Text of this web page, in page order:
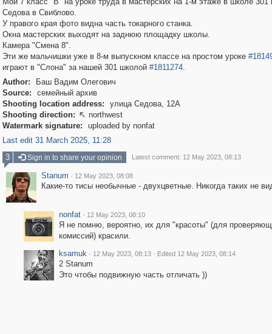
Седова в Свиблово.
У правого края фото видна часть токарного станка.
Окна мастерских выходят на заднюю площадку школы.
Камера "Смена 8".
Эти же мальчишки уже в 8-м выпускном классе на простом уроке
играют в "Слона" за нашей 301 школой #1811274.
Author:
Баш Вадим Олегович
Source:
семейный архив
Shooting location address:
улица Седова, 12А
Shooting direction:  northwest
Watermark signature:
uploaded by nonfat
Last edit 31 March 2025, 11:28
3
Sign in to share your opinion Latest comment: 12 May 2023, 08:13
Stanum · 12 May 2023, 08:08
Какие-то тисы необычные - двухцветные. Никогда таких не
nonfat · 12 May 2023, 08:10
Я не помню, вероятно, их для "красоты" (для
комиссий) красили.
ksamuk · 12 May 2023, 08:13 · Edited 12 May 2023, 08:14
2 Stanum
Это чтобы подвижную часть отличать ))